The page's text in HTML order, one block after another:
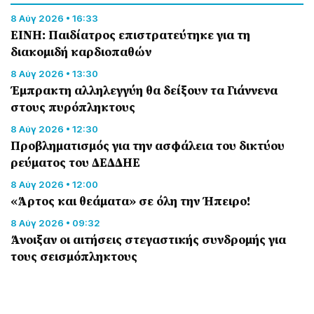
8 Αύγ 2026 • 16:33
ΕΙΝΗ: Παιδίατρος επιστρατεύτηκε για τη
διακομιδή καρδιοπαθών
8 Αύγ 2026 • 13:30
Έμπρακτη αλληλεγγύη θα δείξουν τα Γιάννενα
στους πυρόπληκτους
8 Αύγ 2026 • 12:30
Προβληματισμός για την ασφάλεια του δικτύου
ρεύματος του ΔΕΔΔΗΕ
8 Αύγ 2026 • 12:00
«Άρτος και θεάματα» σε όλη την Ήπειρο!
8 Αύγ 2026 • 09:32
Άνοιξαν οι αιτήσεις στεγαστικής συνδρομής για
τους σεισμόπληκτους